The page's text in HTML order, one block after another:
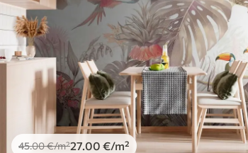
45.00€/m²27 .00 €/m²